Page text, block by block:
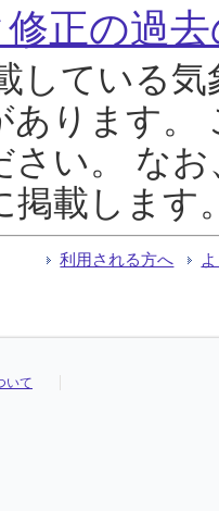
正の過
している気
あります。
さい。 な
掲載します。
利用される方へ
いて